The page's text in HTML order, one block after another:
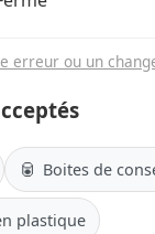
erreur ou un
🥫 Boites de
plastique